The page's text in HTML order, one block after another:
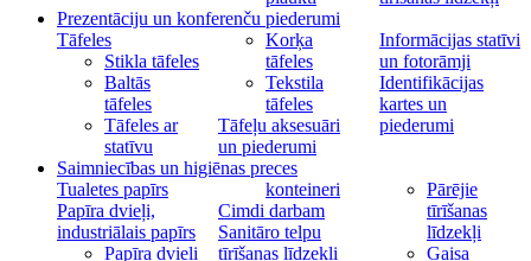
Prezentāciju un konferenču piederumi
Tāfeles
Stikla tāfeles
Baltās
tāfeles
Tāfeles ar
statīvu
Korķa
tāfeles
Tekstila
tāfeles
Tāfeļu aksesuāri
un piederumi
Informācijas statīvi
un fotorāmji
Identifikācijas
kartes un
piederumi
Saimniecības un higiēnas preces
Tualetes papīrs
Papīra dvieļi,
industriālais papīrs
Papīra dvieļi
konteineri
Cimdi darbam
Sanitāro telpu
tīrīšanas līdzekļi
Pārējie
tīrīšanas
līdzekļi
Gaisa